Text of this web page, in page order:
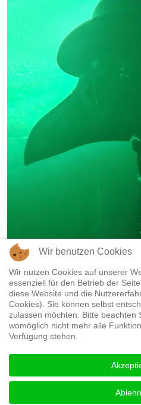
Wir benutzen Cookies
Wir nutzen Cookies auf unserer
essenziell für den Betrieb der
diese Website und die
Cookies). Sie können selbst
zulassen möchten. Bitte beachten
womöglich nicht mehr alle
Verfügung stehen.